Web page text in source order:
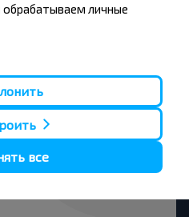
Купить
обрабатываем личные
все